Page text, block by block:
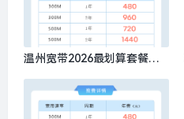
温州宽带2026最划算套餐是
年480元